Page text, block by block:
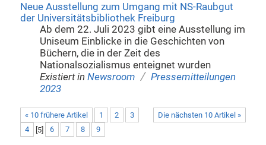
Neue Ausstellung zum Umgang mit NS-Raubgut
der Universitätsbibliothek Freiburg
Ab dem 22. Juli 2023 gibt eine Ausstellung im
Uniseum Einblicke in die Geschichten von
Büchern, die in der Zeit des
Nationalsozialismus enteignet wurden
Existiert in Newsroom / Pressemitteilungen
2023
« 10 frühere Artikel Die nächsten 10 Artikel »
1 2
3
4
[5] 6 7 8 9